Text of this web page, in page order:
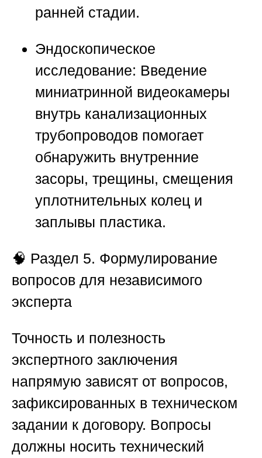
ранней стадии.
Эндоскопическое
исследование: Введение
миниатринной видеокамеры
внутрь канализационных
трубопроводов помогает
обнаружить внутренние
засоры, трещины, смещения
уплотнительных колец и
заплывы пластика.
🧠 Раздел 5. Формулирование
вопросов для независимого
эксперта
Точность и полезность
экспертного заключения
напрямую зависят от вопросов,
зафиксированных в техническом
задании к договору. Вопросы
должны носить технический